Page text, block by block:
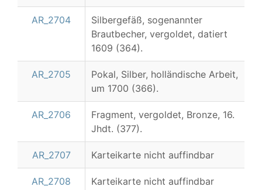
AR_2704
Silbergefäß, sogenannter
Brautbecher, vergoldet, datiert
1609 (364).
AR_2705
Pokal, Silber, holländische Arbeit,
um 1700 (366).
AR_2706
Fragment, vergoldet, Bronze, 16.
Jhdt. (377).
AR_2707 Karteikarte nicht auffindbar
AR_2708 Karteikarte nicht auffindbar